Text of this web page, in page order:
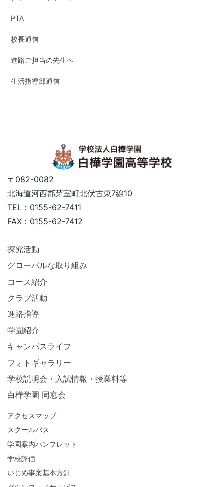
PTA
校長通信
進路ご担当の先生へ
生活指導部通信
〒082-0082
北海道河西郡芽室町北伏古東7線10
TEL：0155-62-7411
FAX：0155-62-7412
探究活動
グローバルな取り組み
コース紹介
クラブ活動
進路指導
学園紹介
キャンパスライフ
フォトギャラリー
学校説明会・入試情報・授業料等
白樺学園 同窓会
アクセスマップ
スクールバス
学園案内パンフレット
学校評価
いじめ事案基本方針